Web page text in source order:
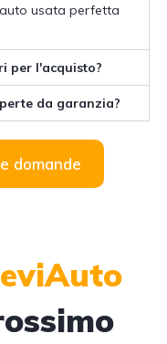
usata perfetta
per l'acquisto?
da garanzia?
domande